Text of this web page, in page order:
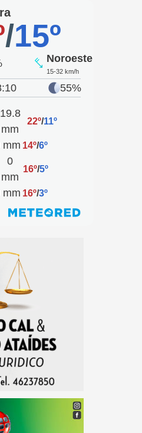
/15º
Noroeste
15-32 km/h
55%
19.8
mm
22º/11º
mm 14º/6º
0
mm
16º/5º
mm 16º/3º